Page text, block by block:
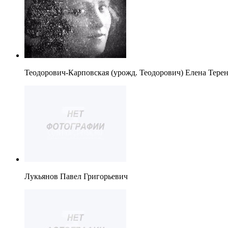
Теодорович-Карповская (урожд. Теодорович) Елена
Лукьянов Павел Григорьевич